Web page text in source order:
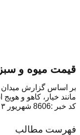
قیمت میوه و
مانند خیار، کاهو و
کد خبر :8606
شهریور ۱۳, ۱۴۰۴
فهرست مطالب